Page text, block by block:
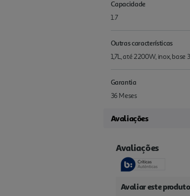
Capacidade
1.7
Outras características
1,7L, até 2200W, inox,
Garantia
36 Meses
Avaliações